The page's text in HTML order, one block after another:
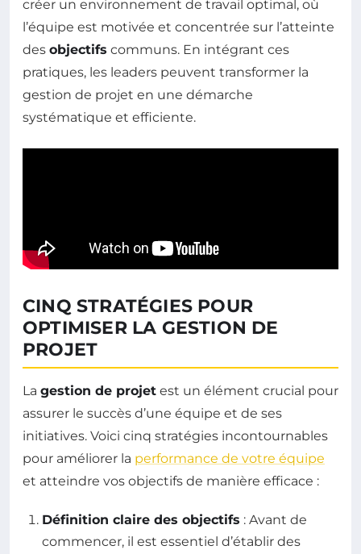
créer un environnement de travail optimal, où
l’équipe est motivée et concentrée sur l’atteinte
des objectifs communs. En intégrant ces
pratiques, les leaders peuvent transformer la
gestion de projet en une démarche
systématique et efficiente.
CINQ STRATÉGIES POUR
OPTIMISER LA GESTION DE
PROJET
La gestion de projet est un élément crucial pour
assurer le succès d’une équipe et de ses
initiatives. Voici cinq stratégies incontournables
pour améliorer la performance de votre équipe
et atteindre vos objectifs de manière efficace :
Définition claire des objectifs : Avant de
commencer, il est essentiel d’établir des